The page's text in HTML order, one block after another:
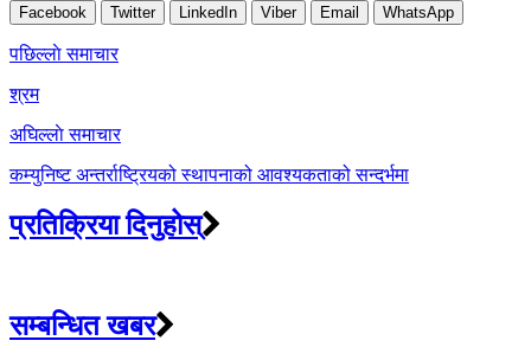
Facebook Twitter LinkedIn Viber Email WhatsApp
Post
navigation
पछिल्लाे समाचार
श्रम
अघिल्लाे समाचार
कम्युनिष्ट अन्तर्राष्ट्रियको स्थापनाको आवश्यकताको सन्दर्भमा
प्रतिक्रिया दिनुहोस्
सम्बन्धित खबर